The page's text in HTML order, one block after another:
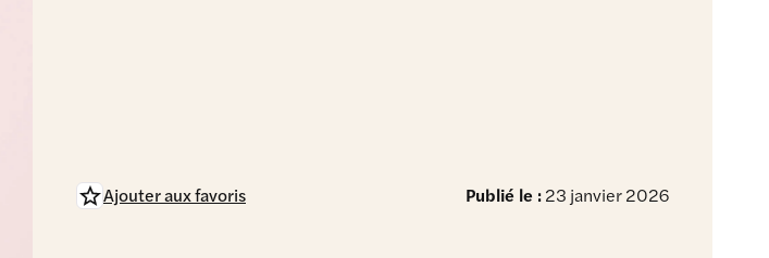
Publié le :23 janvier 2026
Ajouter aux favoris